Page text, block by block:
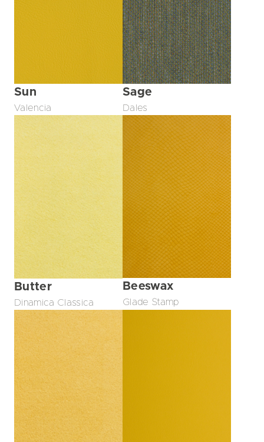
Sun
Valencia
Sage
Dales
Butter
Dinamica Classica
Beeswax
Glade Stamp